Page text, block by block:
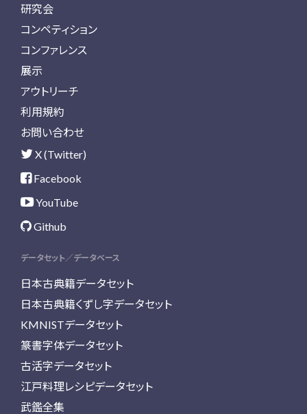
研究会
コンペティション
コンファレンス
展示
アウトリーチ
利用規約
お問い合わせ
X (Twitter)
Facebook
YouTube
Github
データセット／データベース
日本古典籍データセット
日本古典籍くずし字データセット
KMNISTデータセット
篆書字体データセット
古活字データセット
江戸料理レシピデータセット
武鑑全集